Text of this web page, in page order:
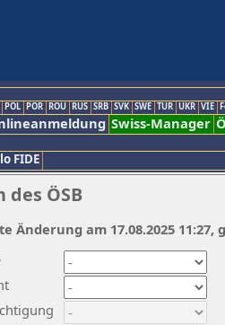
POL POR ROU RUS SRB SVK SWE TUR UKR VIE
Swiss-Manager
FIDE
ÖSB
Änderung am 17.08.2025